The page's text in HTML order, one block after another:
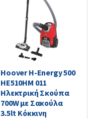
Hoover H-Energy 500
HE510HM 011
Ηλεκτρική Σκούπα
700W με Σακούλα
3.5lt Κόκκινη